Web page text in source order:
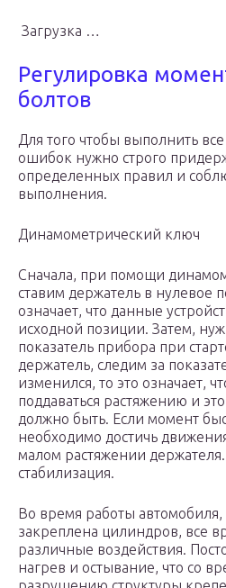
Загрузка …
Регулировка
болтов
Для того чтобы выполнить
ошибок нужно строго
определенных правил и
выполнения.
Динамометрический ключ
Сначала, при помощи
ставим держатель в нулевое
означает, что данные
исходной позиции. Затем,
показатель прибора при
держатель, следим за
изменился, то это означает,
поддаваться растяжению и
должно быть. Если момент
необходимо достичь
малом растяжении
стабилизация.
Во время работы
закреплена цилиндров, все
различные воздействия.
нагрев и остывание, что со